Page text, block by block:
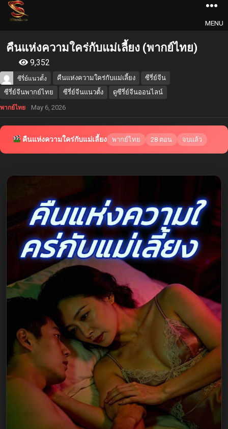
MENU
คืนแห่งความใคร่กับแม่เลี้ยง (พากย์ไทย)
9,352
ซีรี่ย์แนวตั้ง คืนแห่งความใคร่กับแม่เลี้ยง
ซีรี่ย์จีน
ซีรี่ย์จีนพากย์ไทย
ซีรี่ย์จีนแนวตั้ง ดูซีรี่ย์จีนออนไลน์
พากย์ไทย May 6, 2026
คืนแห่งความใคร่กับแม่เลี้ยง พากย์ไทย 28 ตอน จบแล้ว